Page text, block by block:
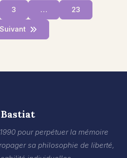
3 … 23
Suivant
pour perpétuer la mémoire
sa philosophie de liberté,